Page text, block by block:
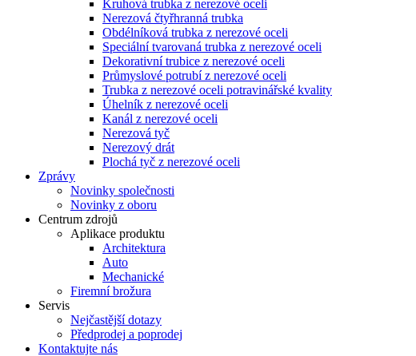
Kruhová trubka z nerezové oceli
Nerezová čtyřhranná trubka
Obdélníková trubka z nerezové oceli
Speciální tvarovaná trubka z nerezové oceli
Dekorativní trubice z nerezové oceli
Průmyslové potrubí z nerezové oceli
Trubka z nerezové oceli potravinářské kvality
Úhelník z nerezové oceli
Kanál z nerezové oceli
Nerezová tyč
Nerezový drát
Plochá tyč z nerezové oceli
Zprávy
Novinky společnosti
Novinky z oboru
Centrum zdrojů
Aplikace produktu
Architektura
Auto
Mechanické
Firemní brožura
Servis
Nejčastější dotazy
Předprodej a poprodej
Kontaktujte nás